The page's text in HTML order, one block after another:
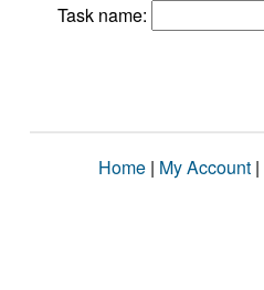
Task name:
Home | My Account |